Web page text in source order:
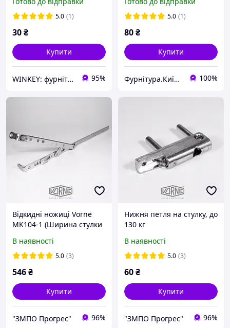
5.0 (1)
30₴
Купити
WINKEY: фурнітура для вікон і дверей 95%
5.0 (1)
80₴
Купити
Фурнітура.Київ.Юа 100%
Відкидні ножиці Vorne
MK104-1 (Ширина стулки
В наявності
5.0 (3)
546₴
Купити
"ЗМПО Прогрес" 96%
Нижня петля на стулку, до
130 кг
В наявності
5.0 (3)
60₴
Купити
"ЗМПО Прогрес" 96%